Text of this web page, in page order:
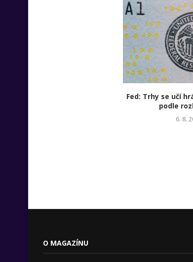
Fed: Trhy se učí
podle
6. 8.
O MAGAZÍNU